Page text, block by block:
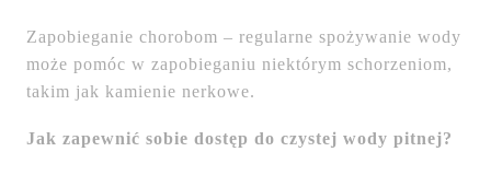
Zapobieganie chorobom – regularne spożywanie wody
może pomóc w zapobieganiu niektórym schorzeniom,
takim jak kamienie nerkowe.
Jak zapewnić sobie dostęp do czystej wody pitnej?